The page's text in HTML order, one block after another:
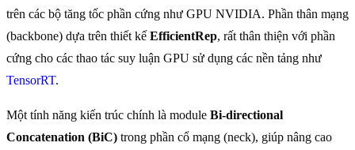
trên các bộ tăng tốc phần cứng như GPU NVIDIA. Phần thân mạng
(backbone) dựa trên thiết kế EfficientRep, rất thân thiện với phần
cứng cho các thao tác suy luận GPU sử dụng các nền tảng như
TensorRT.
Một tính năng kiến trúc chính là module Bi-directional
Concatenation (BiC) trong phần cổ mạng (neck), giúp nâng cao